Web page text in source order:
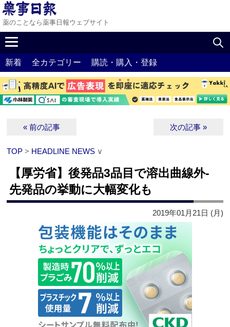
薬のことなら薬事日報ウェブサイト
新着 全カテゴリー 購読・購入・登録
« 前の記事 次の記事 »
TOP > HEADLINE NEWS ∨
【厚労省】後発品3品目で溶出曲線外‐
先発品の挙動に大幅変化も
2019年01月21日 (月)